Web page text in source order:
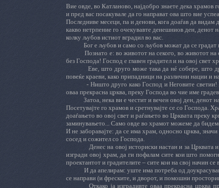
Вие овде, во Катланово, најдобро знаете дека храмов
и пред вас посакувале да го направат ова што вие
Последниве месеци, па и денови, кога доаѓав да
какво нетрпение го очекувавте денешниов ден, денот
колку љубов истиот вградил во вас.
Бог е љубов и само со љубов можат да се градат
Познато е: во животот на секого, во животот на
без Господа! Господ е главен градител и на овој свет
Еве, што друго може така да нé собере, што
повеќе краеви, како припадници на различни нации и
- Ништо друго како Господ и Неговите
оваа прекрасна црква, преку Господа во чие име
Затоа, нека ви е честит и вечен овој ден,
Посетувајте го храмов и сретнувајте се со Господа.
доаѓањето во овој свет и раѓањето во Црквата преку
заминувањето... Само овде во храмот можеме да
И не заборавајте: да се има храм, односно црква,
сосед и сожител со Господа.
Денес на овој историски настан и за
изгради овој храм, да ги пофалам сите кои што
проектантот и градителите – сите кои на свој начин се
И да апелирам: уште има потреба од
се направи (и фреските, и дворот, и помошни
Откако ја изградивте оваа прекрасна црква